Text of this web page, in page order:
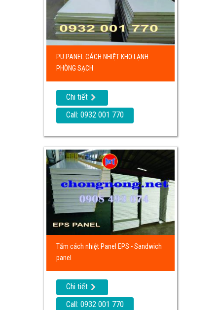
PU PANEL CÁCH NHIỆT KHO LẠNH
PHÒNG SẠCH
Chi tiết
Call: 0932 001 770
Tấm cách nhiệt Panel EPS - Sandwich
panel
Chi tiết
Call: 0932 001 770